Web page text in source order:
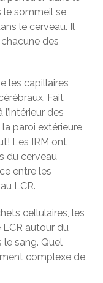
le sommeil se
le cerveau. Il
des
les capillaires
Fait
des
paroi extérieure
Les IRM ont
du cerveau
entre les
LCR.
cellulaires, les
autour du
sang. Quel
complexe de